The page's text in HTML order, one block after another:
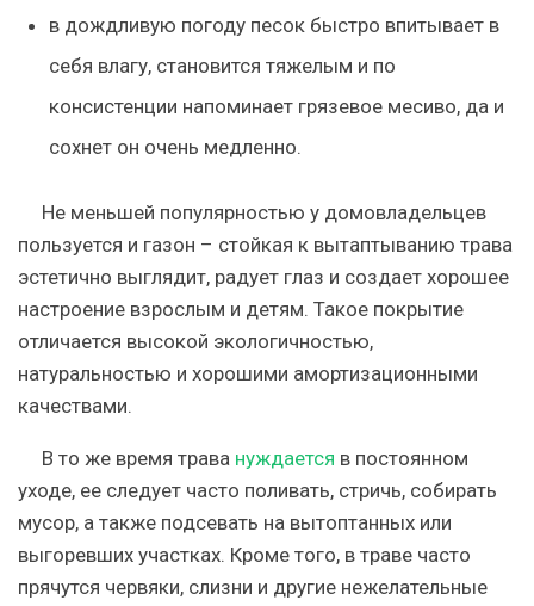
в дождливую погоду песок быстро впитывает в
себя влагу, становится тяжелым и по
консистенции напоминает грязевое месиво, да и
сохнет он очень медленно.
Не меньшей популярностью у домовладельцев
пользуется и газон – стойкая к вытаптыванию трава
эстетично выглядит, радует глаз и создает хорошее
настроение взрослым и детям. Такое покрытие
отличается высокой экологичностью,
натуральностью и хорошими амортизационными
качествами.
В то же время трава нуждается в постоянном
уходе, ее следует часто поливать, стричь, собирать
мусор, а также подсевать на вытоптанных или
выгоревших участках. Кроме того, в траве часто
прячутся червяки, слизни и другие нежелательные